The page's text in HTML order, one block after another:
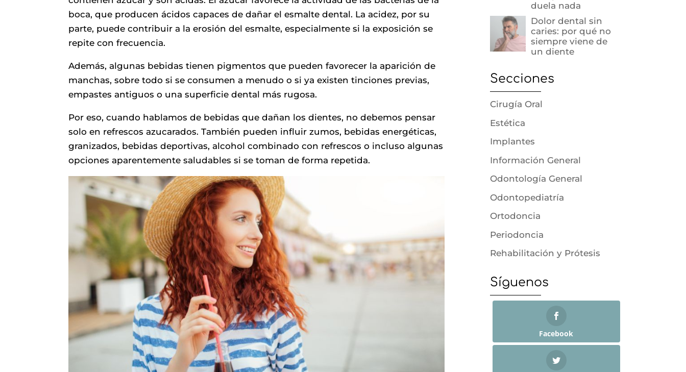
boca, que producen ácidos capaces de dañar el esmalte dental. La acidez, por su
parte, puede contribuir a la erosión del esmalte, especialmente si la exposición se
repite con frecuencia.
Además, algunas bebidas tienen pigmentos que pueden favorecer la aparición de
manchas, sobre todo si se consumen a menudo o si ya existen tinciones previas,
empastes antiguos o una superficie dental más rugosa.
Por eso, cuando hablamos de bebidas que dañan los dientes, no debemos pensar
solo en refrescos azucarados. También pueden influir zumos, bebidas energéticas,
granizados, bebidas deportivas, alcohol combinado con refrescos o incluso algunas
opciones aparentemente saludables si se toman de forma repetida.
duela nada
Dolor dental sin
caries: por qué no
siempre viene de
un diente
Secciones
Cirugía Oral
Estética
Implantes
Información General
Odontología General
Odontopediatría
Ortodoncia
Periodoncia
Rehabilitación y Prótesis
Síguenos
Facebook